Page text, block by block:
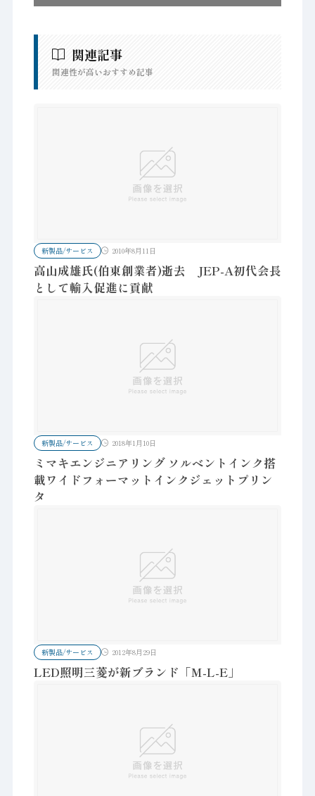
関連記事
関連性が高いおすすめ記事
新製品/サービス 2010年8月11日
高山成雄氏(伯東創業者)逝去 JEP-A初代会長
として輸入促進に貢献
新製品/サービス 2018年1月10日
ミマキエンジニアリング ソルベントインク搭
載ワイドフォーマットインクジェットプリン
タ
新製品/サービス 2012年8月29日
LED照明三菱が新ブランド「M-L-E」